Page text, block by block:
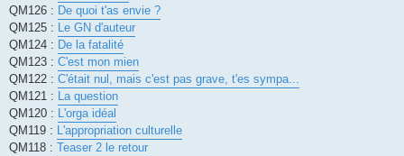
QM126 : De quoi t'as envie ?
QM125 : Le GN d'auteur
QM124 : De la fatalité
QM123 : C'est mon mien
QM122 : C'était nul, mais c'est pas grave, t'es sympa...
QM121 : La question
QM120 : L'orga idéal
QM119 : L'appropriation culturelle
QM118 : Teaser 2 le retour